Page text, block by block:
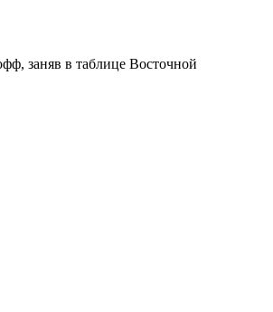
заняв в таблице Восточной